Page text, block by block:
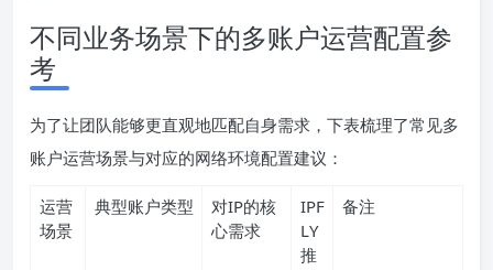
不同业务场景下的多账户运营配置参
考
为了让团队能够更直观地匹配自身需求，下表梳理了常见多
账户运营场景与对应的网络环境配置建议：
运营
场景
典型账户类型
对IP的核
心需求
IPF
LY
推
备注